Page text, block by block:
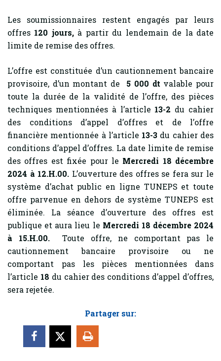
Les soumissionnaires restent engagés par leurs
offres 120 jours,à partir du lendemain de la date
limite de remise des offres.
L’offre est constituée d’un cautionnement bancaire
provisoire, d’un montant de 5 000 dt valable pour
toute la durée de la validité de l’offre, des pièces
techniques mentionnées à l’article 13-2 du cahier
des conditions d’appel d’offres et de l’offre
financière mentionnée à l’article 13-3 du cahier des
conditions d’appel d’offres. La date limite de remise
des offres est fixée pour le Mercredi 18 décembre
2024 à 12.H.00. L’ouverture des offres se fera sur le
système d’achat public en ligne TUNEPS et toute
offre parvenue en dehors de système TUNEPS est
éliminée. La séance d’ouverture des offres est
publique et aura lieu le Mercredi 18 décembre 2024
à 15.H.00.Toute offre, ne comportant pas le
cautionnement bancaire provisoire ou ne
comportant pas les pièces mentionnées dans
l’article 18 du cahier des conditions d’appel d’offres,
sera rejetée.
Partager sur: